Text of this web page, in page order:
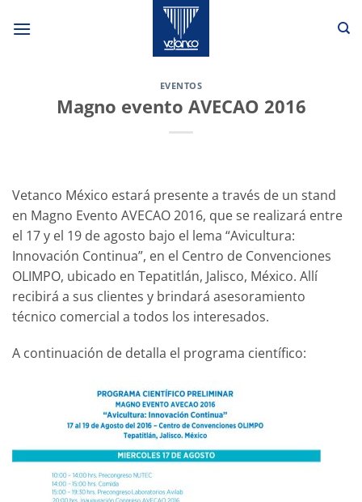
EVENTOS
Magno evento AVECAO 2016
Vetanco México estará presente a través de un stand
en Magno Evento AVECAO 2016, que se realizará entre
el 17 y el 19 de agosto bajo el lema “Avicultura:
Innovación Continua”, en el Centro de Convenciones
OLIMPO, ubicado en Tepatitlán, Jalisco, México. Allí
recibirá a sus clientes y brindará asesoramiento
técnico comercial a todos los interesados.
A continuación de detalla el programa científico: